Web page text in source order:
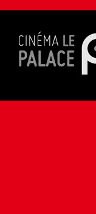
les
articles
entre
les
articles